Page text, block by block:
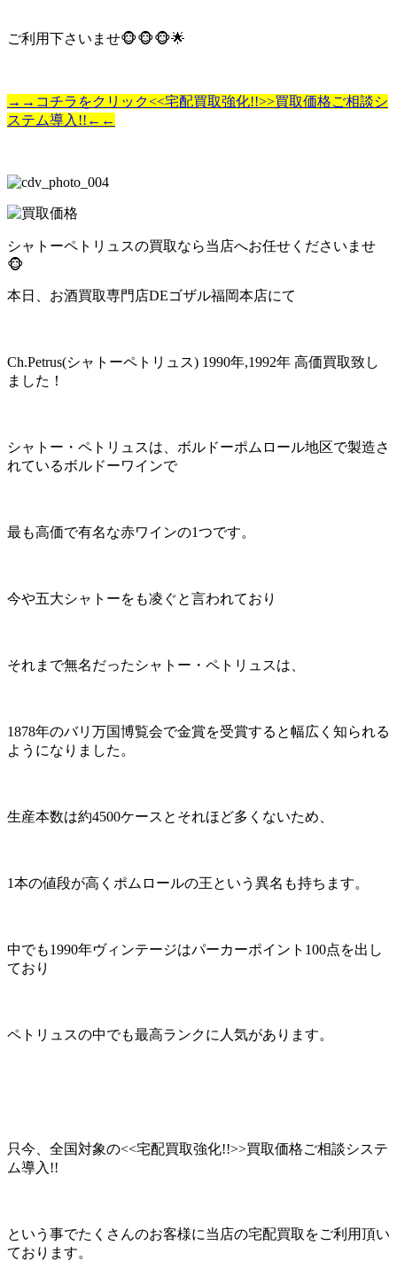
ご利用下さいませ🐵🐵🐵🌟
→→コチラをクリック<<宅配買取強化!!>>買取価格ご相談シ
ステム導入!!←←
シャトーペトリュスの買取なら当店へお任せくださいませ
🐵
本日、お酒買取専門店DEゴザル福岡本店にて
Ch.Petrus(シャトーペトリュス) 1990年,1992年 高価買取致し
ました！
シャトー・ペトリュスは、ボルドーポムロール地区で製造さ
れているボルドーワインで
最も高価で有名な赤ワインの1つです。
今や五大シャトーをも凌ぐと言われており
それまで無名だったシャトー・ペトリュスは、
1878年のバリ万国博覧会で金賞を受賞すると幅広く知られる
ようになりました。
生産本数は約4500ケースとそれほど多くないため、
1本の値段が高くポムロールの王という異名も持ちます。
中でも1990年ヴィンテージはパーカーポイント100点を出し
ており
ペトリュスの中でも最高ランクに人気があります。
只今、全国対象の<<宅配買取強化!!>>買取価格ご相談システ
ム導入!!
という事でたくさんのお客様に当店の宅配買取をご利用頂い
ております。